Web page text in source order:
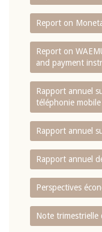
Report on
Report on
and payment
Rapport annuel
téléphonie mobile
Rapport annuel
Rapport annuel
Perspectives
Note trimestrielle